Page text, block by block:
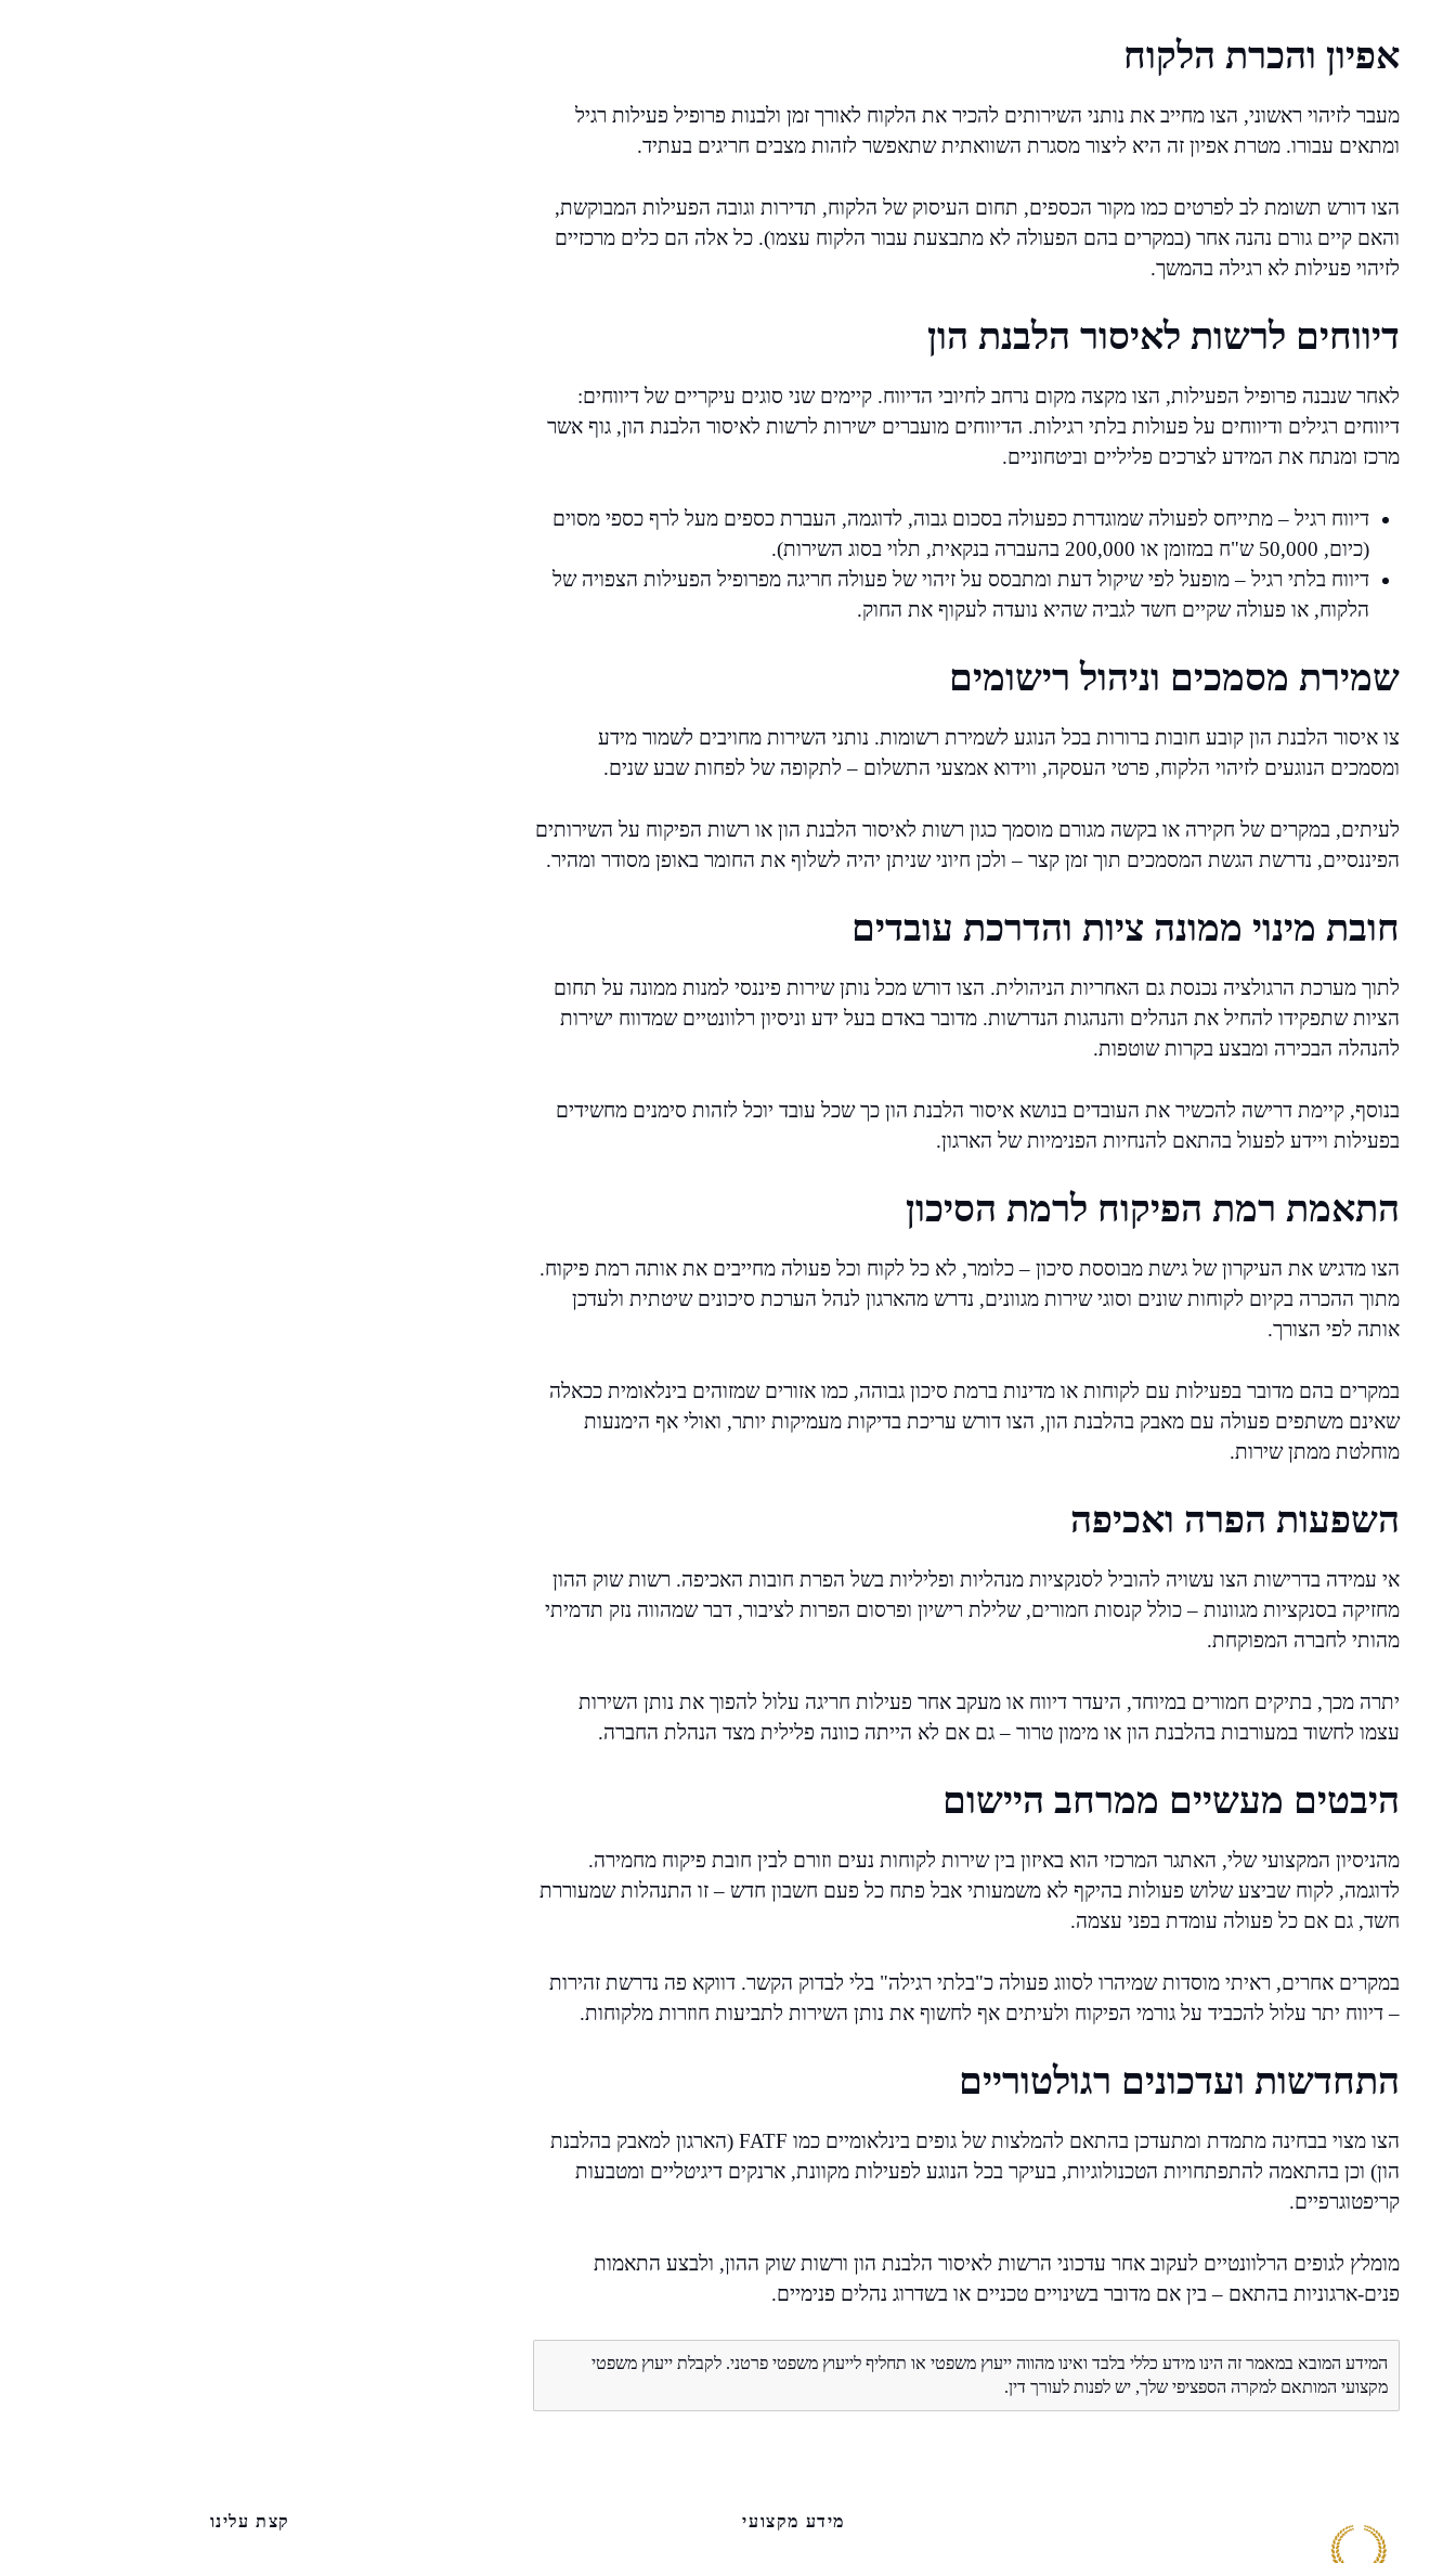
אפיון והכרת הלקוח
מעבר לזיהוי ראשוני, הצו מחייב את נותני השירותים להכיר את הלקוח לאורך זמן ולבנות פרופיל פעילות רגיל
ומתאים עבורו. מטרת אפיון זה היא ליצור מסגרת השוואתית שתאפשר לזהות מצבים חריגים בעתיד.
הצו דורש תשומת לב לפרטים כמו מקור הכספים, תחום העיסוק של הלקוח, תדירות וגובה הפעילות המבוקשת,
והאם קיים גורם נהנה אחר (במקרים בהם הפעולה לא מתבצעת עבור הלקוח עצמו). כל אלה הם כלים מרכזיים
לזיהוי פעילות לא רגילה בהמשך.
דיווחים לרשות לאיסור הלבנת הון
לאחר שנבנה פרופיל הפעילות, הצו מקצה מקום נרחב לחיובי הדיווח. קיימים שני סוגים עיקריים של דיווחים:
דיווחים רגילים ודיווחים על פעולות בלתי רגילות. הדיווחים מועברים ישירות לרשות לאיסור הלבנת הון, גוף אשר
מרכז ומנתח את המידע לצרכים פליליים וביטחוניים.
דיווח רגיל – מתייחס לפעולה שמוגדרת כפעולה בסכום גבוה, לדוגמה, העברת כספים מעל לרף כספי מסוים
(כיום, 50,000 ש"ח במזומן או 200,000 בהעברה בנקאית, תלוי בסוג השירות).
דיווח בלתי רגיל – מופעל לפי שיקול דעת ומתבסס על זיהוי של פעולה חריגה מפרופיל הפעילות הצפויה של
הלקוח, או פעולה שקיים חשד לגביה שהיא נועדה לעקוף את החוק.
שמירת מסמכים וניהול רישומים
צו איסור הלבנת הון קובע חובות ברורות בכל הנוגע לשמירת רשומות. נותני השירות מחויבים לשמור מידע
ומסמכים הנוגעים לזיהוי הלקוח, פרטי העסקה, ווידוא אמצעי התשלום – לתקופה של לפחות שבע שנים.
לעיתים, במקרים של חקירה או בקשה מגורם מוסמך כגון רשות לאיסור הלבנת הון או רשות הפיקוח על השירותים
הפיננסיים, נדרשת הגשת המסמכים תוך זמן קצר – ולכן חיוני שניתן יהיה לשלוף את החומר באופן מסודר ומהיר.
חובת מינוי ממונה ציות והדרכת עובדים
לתוך מערכת הרגולציה נכנסת גם האחריות הניהולית. הצו דורש מכל נותן שירות פיננסי למנות ממונה על תחום
הציות שתפקידו להחיל את הנהלים והנהגות הנדרשות. מדובר באדם בעל ידע וניסיון רלוונטיים שמדווח ישירות
להנהלה הבכירה ומבצע בקרות שוטפות.
בנוסף, קיימת דרישה להכשיר את העובדים בנושא איסור הלבנת הון כך שכל עובד יוכל לזהות סימנים מחשידים
בפעילות ויידע לפעול בהתאם להנחיות הפנימיות של הארגון.
התאמת רמת הפיקוח לרמת הסיכון
הצו מדגיש את העיקרון של גישת מבוססת סיכון – כלומר, לא כל לקוח וכל פעולה מחייבים את אותה רמת פיקוח.
מתוך ההכרה בקיום לקוחות שונים וסוגי שירות מגוונים, נדרש מהארגון לנהל הערכת סיכונים שיטתית ולעדכן
אותה לפי הצורך.
במקרים בהם מדובר בפעילות עם לקוחות או מדינות ברמת סיכון גבוהה, כמו אזורים שמזוהים בינלאומית ככאלה
שאינם משתפים פעולה עם מאבק בהלבנת הון, הצו דורש עריכת בדיקות מעמיקות יותר, ואולי אף הימנעות
מוחלטת ממתן שירות.
השפעות הפרה ואכיפה
אי עמידה בדרישות הצו עשויה להוביל לסנקציות מנהליות ופליליות בשל הפרת חובות האכיפה. רשות שוק ההון
מחזיקה בסנקציות מגוונות – כולל קנסות חמורים, שלילת רישיון ופרסום הפרות לציבור, דבר שמהווה נזק תדמיתי
מהותי לחברה המפוקחת.
יתרה מכך, בתיקים חמורים במיוחד, היעדר דיווח או מעקב אחר פעילות חריגה עלול להפוך את נותן השירות
עצמו לחשוד במעורבות בהלבנת הון או מימון טרור – גם אם לא הייתה כוונה פלילית מצד הנהלת החברה.
היבטים מעשיים ממרחב היישום
מהניסיון המקצועי שלי, האתגר המרכזי הוא באיזון בין שירות לקוחות נעים וזורם לבין חובת פיקוח מחמירה.
לדוגמה, לקוח שביצע שלוש פעולות בהיקף לא משמעותי אבל פתח כל פעם חשבון חדש – זו התנהלות שמעוררת
חשד, גם אם כל פעולה עומדת בפני עצמה.
במקרים אחרים, ראיתי מוסדות שמיהרו לסווג פעולה כ"בלתי רגילה" בלי לבדוק הקשר. דווקא פה נדרשת זהירות
– דיווח יתר עלול להכביד על גורמי הפיקוח ולעיתים אף לחשוף את נותן השירות לתביעות חוזרות מלקוחות.
התחדשות ועדכונים רגולטוריים
הצו מצוי בבחינה מתמדת ומתעדכן בהתאם להמלצות של גופים בינלאומיים כמו FATF (הארגון למאבק בהלבנת
הון) וכן בהתאמה להתפתחויות הטכנולוגיות, בעיקר בכל הנוגע לפעילות מקוונת, ארנקים דיגיטליים ומטבעות
קריפטוגרפיים.
מומלץ לגופים הרלוונטיים לעקוב אחר עדכוני הרשות לאיסור הלבנת הון ורשות שוק ההון, ולבצע התאמות
פנים-ארגוניות בהתאם – בין אם מדובר בשינויים טכניים או בשדרוג נהלים פנימיים.
המידע המובא במאמר זה הינו מידע כללי בלבד ואינו מהווה ייעוץ משפטי או תחליף לייעוץ משפטי פרטני. לקבלת ייעוץ משפטי
מקצועי המותאם למקרה הספציפי שלך, יש לפנות לעורך דין.
מידע מקצועי קצת עלינו